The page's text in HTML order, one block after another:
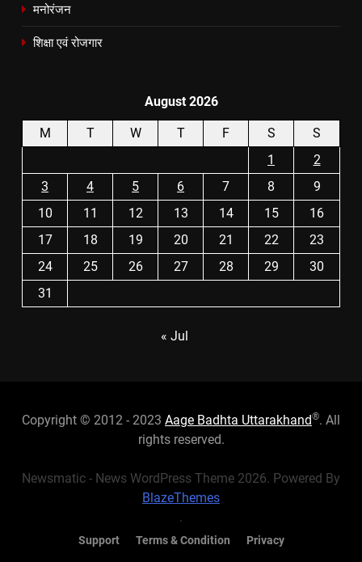
मनोरंजन
शिक्षा एवं रोजगार
August 2026
M T W T F S
S
1
2
3
4 5 6 7 8
9
10
11 12 13 14 15
16
17
18 19 20 21 22
23
24
25 26 27 28 29
30
31
« Jul
Copyright © 2012 - 2023 Aage Badhta Uttarakhand®. All
rights reserved.
Newsmatic - News WordPress Theme 2026. Powered By
BlazeThemes
.
Support Terms & Condition Privacy